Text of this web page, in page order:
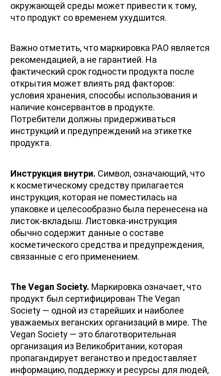
окружающей среды может привести к тому,
что продукт со временем ухудшится.
Важно отметить, что маркировка PAO является
рекомендацией, а не гарантией. На
фактический срок годности продукта после
открытия может влиять ряд факторов:
условия хранения, способы использования и
наличие консервантов в продукте.
Потребители должны придерживаться
инструкций и предупреждений на этикетке
продукта.
Инструкция внутри. Символ, означающий, что
к косметическому средству прилагается
инструкция, которая не поместилась на
упаковке и целесообразно была перенесена на
листок-вкладыш. Листовка-инструкция
обычно содержит данные о составе
косметического средства и предупреждения,
связанные с его применением.
The Vegan Society. Маркировка означает, что
продукт был сертифицирован The Vegan
Society — одной из старейших и наиболее
уважаемых веганских организаций в мире. The
Vegan Society — это благотворительная
организация из Великобритании, которая
пропагандирует веганство и предоставляет
информацию, поддержку и ресурсы для людей,